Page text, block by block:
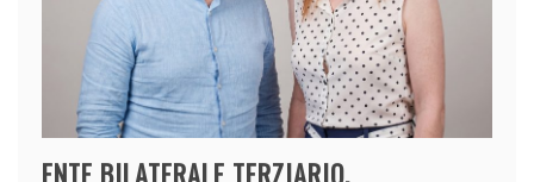
ENTE BILATERALE TERZIARIO,